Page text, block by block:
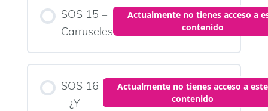
SOS 15 –
Carruseles
Actualmente no tienes acceso a
contenido
SOS 16
– ¿Y
Actualmente no tienes acceso a este
contenido